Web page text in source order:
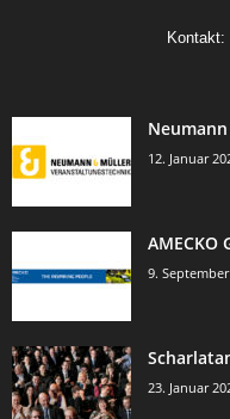
Kontakt:
12. Januar
AMECKO
9.
23. Januar